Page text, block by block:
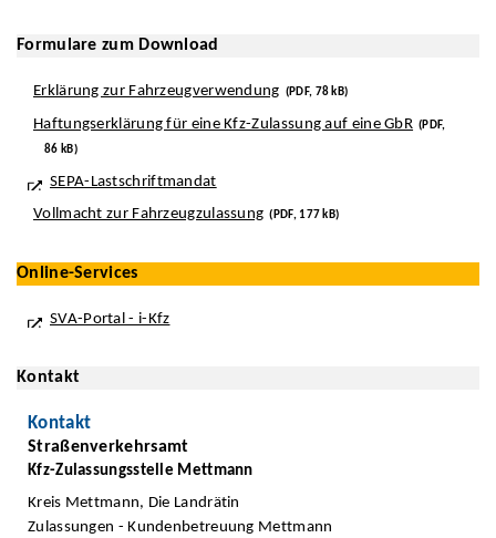
Formulare zum Download
Erklärung zur Fahrzeugverwendung (PDF, 78 kB)
Haftungserklärung für eine Kfz-Zulassung auf eine GbR (PDF,
86 kB)
SEPA-Lastschriftmandat
Vollmacht zur Fahrzeugzulassung (PDF, 177 kB)
Online-Services
SVA-Portal - i-Kfz
Kontakt
Kontakt
Straßenverkehrsamt
Kfz-Zulassungsstelle Mettmann
Kreis Mettmann, Die Landrätin
Zulassungen - Kundenbetreuung Mettmann